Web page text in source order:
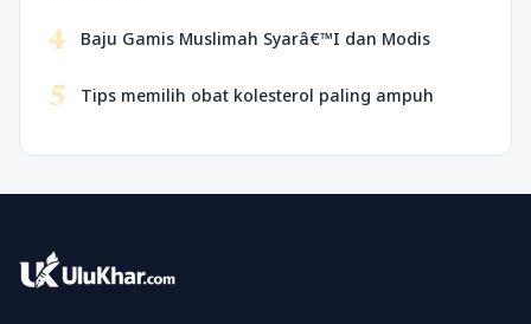
4 Baju Gamis Muslimah Syarâ€™I dan Modis
5 Tips memilih obat kolesterol paling ampuh